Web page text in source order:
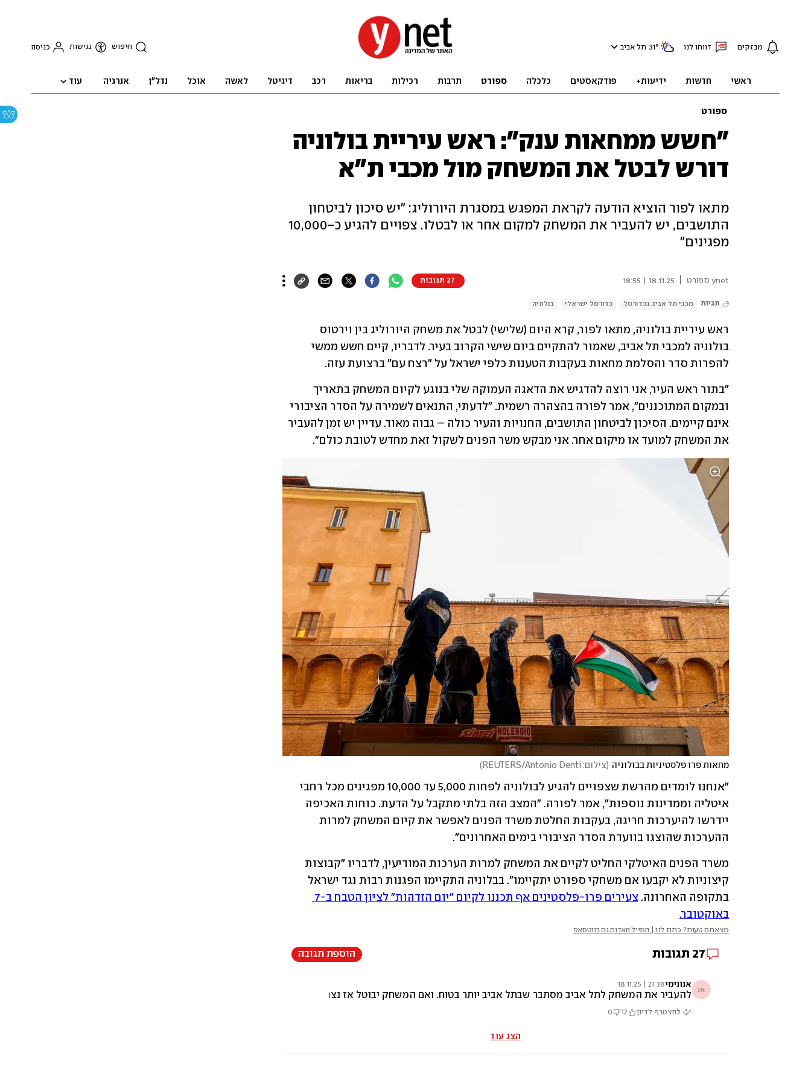
מבזקים דווחו לנו 31° תל אביב חיפוש נגישות כניסה
ראשי חדשות ידיעות+ פודקאסטים כלכלה ספורט תרבות רכילות בריאות רכב דיגיטל לאשה אוכל נדל"ן אנרגיה עוד
ספורט
"חשש ממחאות ענק": ראש עיריית בולוניה
דורש לבטל את המשחק מול מכבי ת"א
מתאו לפור הוציא הודעה לקראת המפגש במסגרת היורוליג: "יש סיכון לביטחון
התושבים, יש להעביר את המשחק למקום אחר או לבטלו. צפויים להגיע כ-10,000
מפגינים"
ynet ספורט 18.11.25 | 18:55 27 תגובות
תגיות מכבי תל אביב בכדורסל כדורסל ישראלי בולוניה
להפרות סדר והסלמת מחאות בעקבות הטענות כלפי ישראל על "רצח עם" ברצועת עזה.
את המשחק למועד או מיקום אחר. אני מבקש משר הפנים לשקול זאת מחדש לטובת כולם".
מחאות פרו פלסטיניות בבולוניה (צילום: REUTERS/Antonio Denti )
ההערכות שהוצגו בוועדת הסדר הציבורי בימים האחרונים".
בתקופה האחרונה.
באוקטובר.
מצאתם טעות? כתבו לנו | המייל האדום גם בווטסאפ
27 תגובות הוספת תגובה
אנ אנונימי21:38 | 18.11.25
להעביר את המשחק לתל אביב מסתבר שבתל אביב יותר בטוח. ואם המשחק יבוטל אז נצחון טכני למכבי. מי שבחר להתאסלם צריך להפסיד.
להצטרף לדיון 12
0
הצג עוד